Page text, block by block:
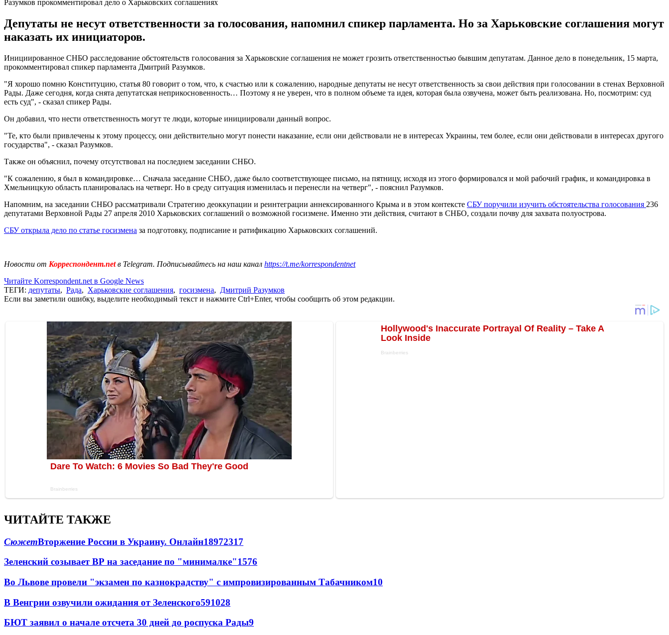
Разумков прокомментировал дело о Харьковских соглашениях
Депутаты не несут ответственности за голосования, напомнил спикер парламента. Но за Харьковские соглашения могут
наказать их инициаторов.
Инициированное СНБО расследование обстоятельств голосования за Харьковские соглашения не может грозить ответственностью бывшим депутатам. Данное дело в понедельник, 15 марта,
прокомментировал спикер парламента Дмитрий Разумков.
"Я хорошо помню Конституцию, статья 80 говорит о том, что, к счастью или к сожалению, народные депутаты не несут ответственность за свои действия при голосовании в стенах Верховной
Рады. Даже сегодня, когда снята депутатская неприкосновенность… Поэтому я не уверен, что в полном объеме та идея, которая была озвучена, может быть реализована. Но, посмотрим: суд
есть суд", - сказал спикер Рады.
Он добавил, что нести ответственность могут те люди, которые инициировали данный вопрос.
"Те, кто были привлечены к этому процессу, они действительно могут понести наказание, если они действовали не в интересах Украины, тем более, если они действовали в интересах другого
государства", - сказал Разумков.
Также он объяснил, почему отсутствовал на последнем заседании СНБО.
"К сожалению, я был в командировке… Сначала заседание СНБО, даже было соответствующее письмо, на пятницу, исходя из этого формировался и мой рабочий график, и командировка в
Хмельницкую область планировалась на четверг. Но в среду ситуация изменилась и перенесли на четверг", - пояснил Разумков.
Напомним, на заседании СНБО рассматривали Стратегию деоккупации и реинтеграции аннексированного Крыма и в этом контексте СБУ поручили изучить обстоятельства голосования 236
депутатами Верховной Рады 27 апреля 2010 Харьковских соглашений о возможной госизмене. Именно эти действия, считают в СНБО, создали почву для захвата полуострова.
СБУ открыла дело по статье госизмена за подготовку, подписание и ратификацию Харьковских соглашений.
Новости от Корреспондент.netв Telegram. Подписывайтесь на наш канал https://t.me/korrespondentnet
Читайте Korrespondent.net в Google News
ТЕГИ: депутаты, Рада, Харьковские соглашения, госизмена, Дмитрий Разумков
Если вы заметили ошибку, выделите необходимый текст и нажмите Ctrl+Enter, чтобы сообщить об этом редакции.
ЧИТАЙТЕ ТАКЖЕ
СюжетВторжение России в Украину. Онлайн18972317
Зеленский созывает ВР на заседание по "минималке"1576
Во Львове провели "экзамен по казнокрадству" с импровизированным Табачником10
В Венгрии озвучили ожидания от Зеленского591028
БЮТ заявил о начале отсчета 30 дней до роспуска Рады9